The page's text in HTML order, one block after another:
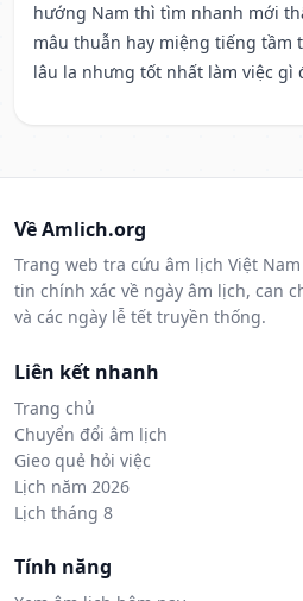
hướng Nam thì tìm nhanh mới
mâu thuẫn hay miệng tiếng tầm
lâu la nhưng tốt nhất làm việc gì
Về Amlich.org
Trang web tra cứu âm lịch Việt
tin chính xác về ngày âm lịch, can
và các ngày lễ tết truyền thống.
Liên kết nhanh
Trang chủ
Chuyển đổi âm lịch
Gieo quẻ hỏi việc
Lịch năm 2026
Lịch tháng 8
Tính năng